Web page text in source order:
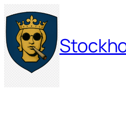
Hoppa
till
innehåll